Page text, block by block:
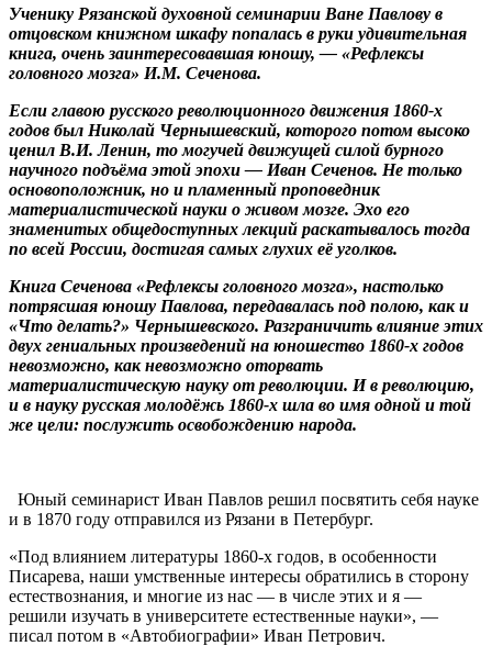
Ученику Рязанской духовной семинарии Ване Павлову в
отцовском книжном шкафу попалась в руки удивительная
книга, очень заинтересовавшая юношу, — «Рефлексы
головного мозга» И.М. Сеченова.
Если главою русского революционного движения 1860-х
годов был Николай Чернышевский, которого потом высоко
ценил В.И. Ленин, то могучей движущей силой бурного
научного подъёма этой эпохи — Иван Сеченов. Не только
основоположник, но и пламенный проповедник
материалистической науки о живом мозге. Эхо его
знаменитых общедоступных лекций раскатывалось тогда
по всей России, достигая самых глухих её уголков.
Книга Сеченова «Рефлексы головного мозга», настолько
потрясшая юношу Павлова, передавалась под полою, как и
«Что делать?» Чернышевского. Разграничить влияние этих
двух гениальных произведений на юношество 1860-х годов
невозможно, как невозможно оторвать
материалистическую науку от революции. И в революцию,
и в науку русская молодёжь 1860-х шла во имя одной и той
же цели: послужить освобождению народа.
Юный семинарист Иван Павлов решил посвятить себя науке
и в 1870 году отправился из Рязани в Петербург.
«Под влиянием литературы 1860-х годов, в особенности
Писарева, наши умственные интересы обратились в сторону
естествознания, и многие из нас — в числе этих и я —
решили изучать в университете естественные науки», —
писал потом в «Автобиографии» Иван Петрович.